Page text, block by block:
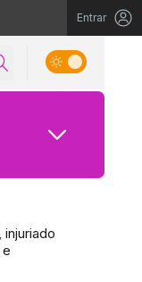
Entrar
injuriado